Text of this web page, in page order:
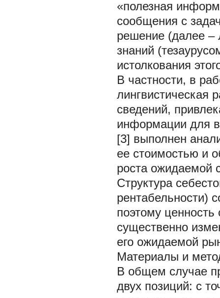
«полезная
сообщения с
решение (далее
знаний
истолкования
В частности, в
лингвистическая
сведений,
информации для
[3] выполнен
ее стоимостью и
роста ожидаемой
Структура
рентабельности)
поэтому ценность
существенно
его ожидаемой
Материалы и
В общем случае
двух позиций: с